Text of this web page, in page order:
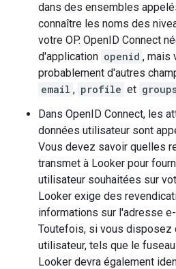
dans des ensembles
connaître les noms des
votre OP. OpenID Connect
d'application openid , mais
probablement d'autres
email , profile et
Dans OpenID Connect, les
données utilisateur sont
Vous devez savoir quelles
transmet à Looker pour
utilisateur souhaitées sur
Looker exige des
informations sur l'adresse
Toutefois, si vous disposez
utilisateur, tels que le
Looker devra également